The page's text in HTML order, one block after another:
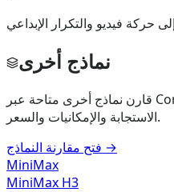
حركة فيديو والتكرار الإبداعي
نماذج أخرى
قارن نماذج أخرى متاحة عبر CometAPI من حيث الجودة وزمن
الاستجابة والإمكانيات والسعر.
فتح مقارنة النماذج →
MiniMax
MiniMax H3